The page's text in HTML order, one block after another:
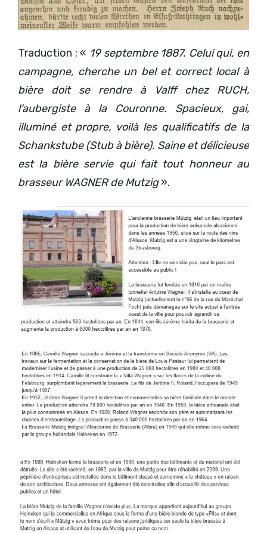
Traduction : « 19 septembre 1887. Celui qui, en
campagne, cherche un bel et correct local à
bière doit se rendre à Valff chez RUCH,
l'aubergiste à la Couronne. Spacieux, gai,
illuminé et propre, voilà les qualificatifs de la
Schankstube (Stub à bière). Saine et délicieuse
est la bière servie qui fait tout honneur au
brasseur WAGNER de Mutzig».